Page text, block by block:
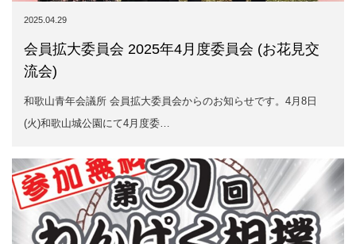
2025.04.29
会員拡大委員会 2025年4月度委員会 (お花見交
流会)
和歌山青年会議所 会員拡大委員会からのお知らせです。4月8日
(火)和歌山城公園にて4月度委…